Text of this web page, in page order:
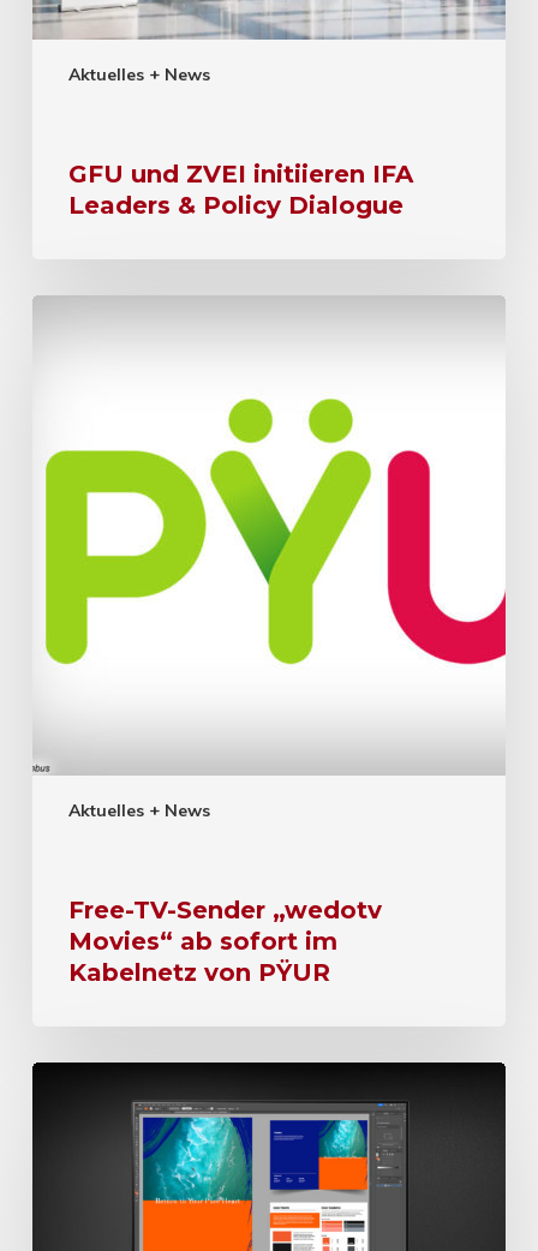
Aktuelles + News
GFU und ZVEI initiieren IFA
Leaders & Policy Dialogue
Aktuelles + News
Free-TV-Sender „wedotv
Movies“ ab sofort im
Kabelnetz von PŸUR